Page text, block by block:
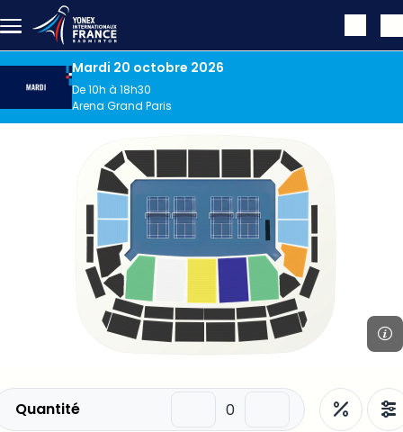
Aller au contenu principal
Mardi 20 octobre 2026
De 10h à 18h30
Arena Grand Paris
Quantité